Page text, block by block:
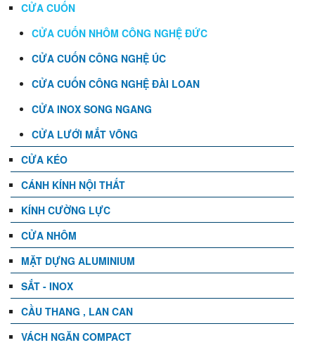
CỬA CUỐN
CỬA CUỐN NHÔM CÔNG NGHỆ ĐỨC
CỬA CUỐN CÔNG NGHỆ ÚC
CỬA CUỐN CÔNG NGHỆ ĐÀI LOAN
CỬA INOX SONG NGANG
CỬA LƯỚI MẮT VÕNG
CỬA KÉO
CÁNH KÍNH NỘI THẤT
KÍNH CƯỜNG LỰC
CỬA NHÔM
MẶT DỰNG ALUMINIUM
SẮT - INOX
CẦU THANG , LAN CAN
VÁCH NGĂN COMPACT